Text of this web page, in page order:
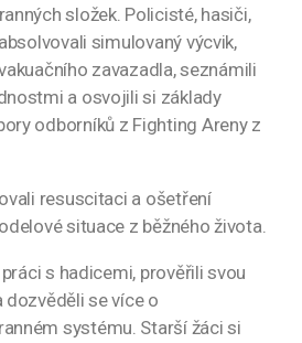
složek. Policisté, hasiči,
simulovaný výcvik,
zavazadla, seznámili
a osvojili si základy
odborníků z Fighting Areny z
resuscitaci a ošetření
situace z běžného života.
s hadicemi, prověřili svou
se více o
systému. Starší žáci si